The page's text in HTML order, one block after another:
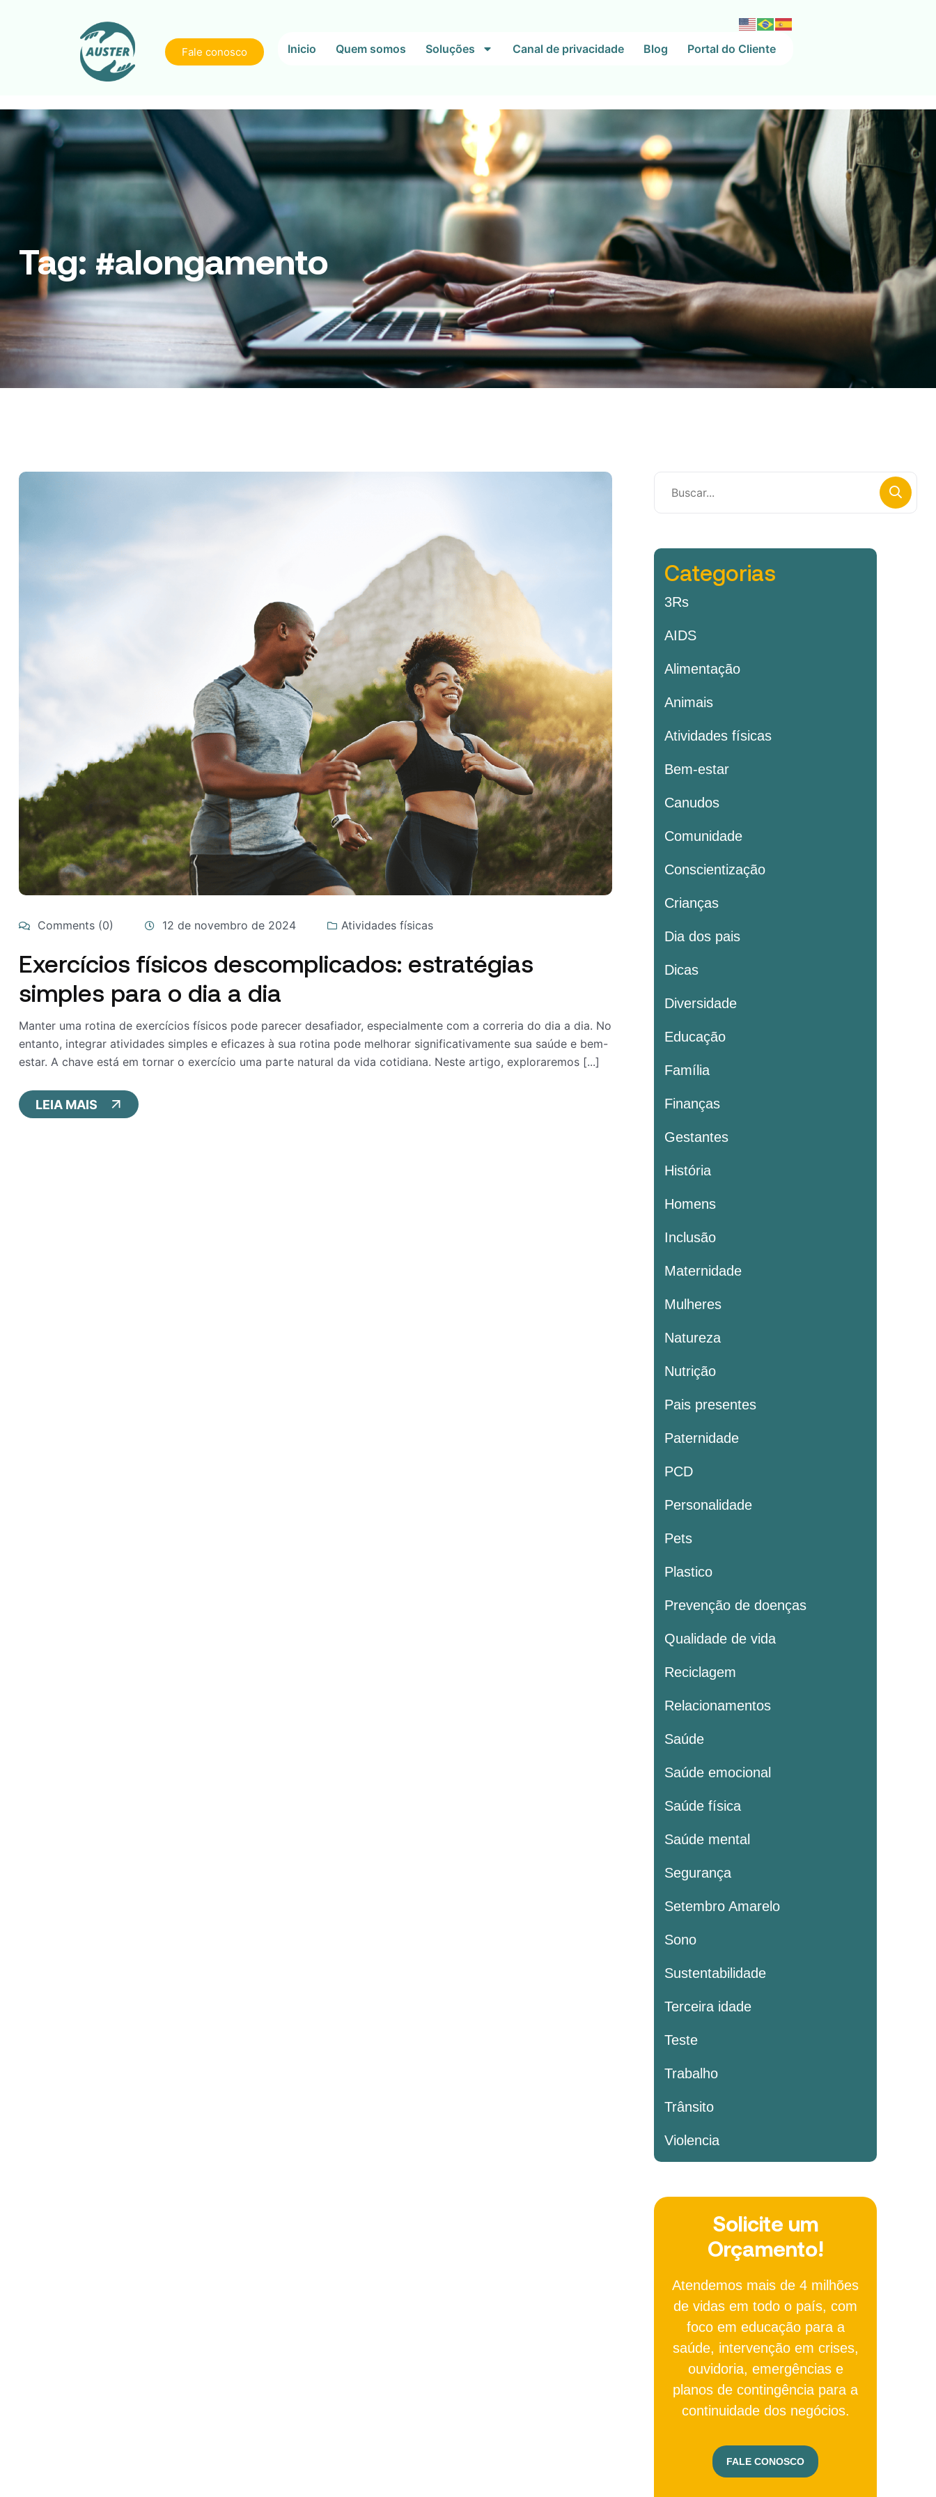
Fale conosco Inicio Quem somos Soluções Canal de privacidade Blog Portal do Cliente
Tag:#alongamento
Comments (0) 12 de novembro de 2024 Atividades físicas
Exercícios físicos descomplicados: estratégias
simples para o dia a dia
Manter uma rotina de exercícios físicos pode parecer desafiador, especialmente com a correria do dia a dia. No
entanto, integrar atividades simples e eficazes à sua rotina pode melhorar significativamente sua saúde e bem-
estar. A chave está em tornar o exercício uma parte natural da vida cotidiana. Neste artigo, exploraremos [...]
LEIA MAIS
Categorias
3Rs
AIDS
Alimentação
Animais
Atividades físicas
Bem-estar
Canudos
Comunidade
Conscientização
Crianças
Dia dos pais
Dicas
Diversidade
Educação
Família
Finanças
Gestantes
História
Homens
Inclusão
Maternidade
Mulheres
Natureza
Nutrição
Pais presentes
Paternidade
PCD
Personalidade
Pets
Plastico
Prevenção de doenças
Qualidade de vida
Reciclagem
Relacionamentos
Saúde
Saúde emocional
Saúde física
Saúde mental
Segurança
Setembro Amarelo
Sono
Sustentabilidade
Terceira idade
Teste
Trabalho
Trânsito
Violencia
Solicite um
Orçamento!
Atendemos mais de 4 milhões
de vidas em todo o país, com
foco em educação para a
saúde, intervenção em crises,
ouvidoria, emergências e
planos de contingência para a
continuidade dos negócios.
FALE CONOSCO